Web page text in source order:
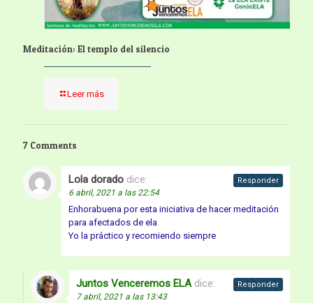
Meditación: El templo del silencio
Leer más
7 Comments
Lola dorado dice:
6 abril, 2021 a las 22:54
Enhorabuena por esta iniciativa de hacer meditación
para afectados de ela
Yo la práctico y recomiendo siempre
Responder
Juntos Venceremos ELA dice:
7 abril, 2021 a las 13:43
Responder